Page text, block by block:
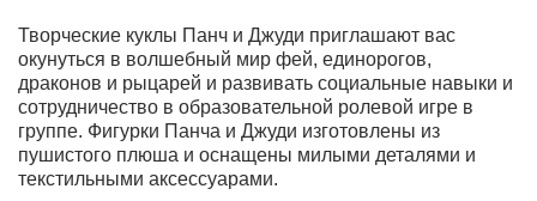
Творческие куклы Панч и Джуди приглашают вас
окунуться в волшебный мир фей, единорогов,
драконов и рыцарей и развивать социальные навыки и
сотрудничество в образовательной ролевой игре в
группе. Фигурки Панча и Джуди изготовлены из
пушистого плюша и оснащены милыми деталями и
текстильными аксессуарами.